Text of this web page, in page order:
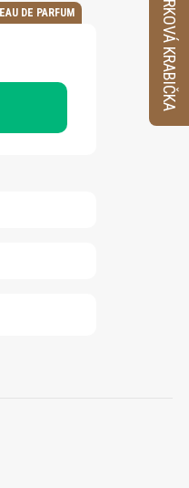
EAU DE PARFUM VZORKOVÁ KRABIČKA